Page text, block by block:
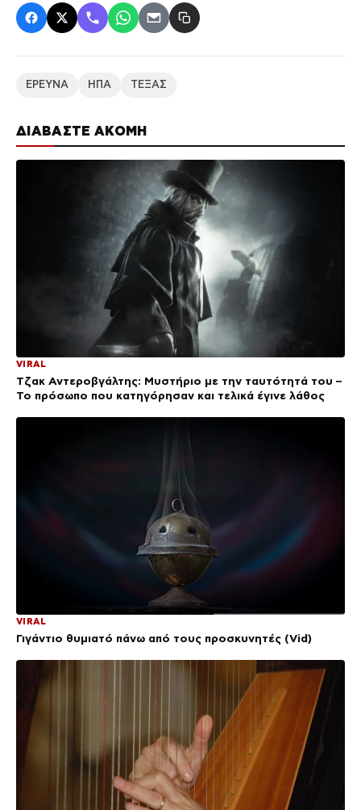
ΔΙΑΒΑΣΤΕ ΑΚΟΜΗ
VIRAL
Τζακ Αντεροβγάλτης: Μυστήριο με την ταυτότητά του –
Το πρόσωπο που κατηγόρησαν και τελικά έγινε λάθος
VIRAL
Γιγάντιο θυμιατό πάνω από τους προσκυνητές (Vid)
ΕΡΕΥΝΑ ΗΠΑ ΤΕΞΑΣ